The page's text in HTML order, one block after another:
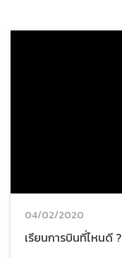
04/02/2020
เรียนการบินที่ไหนดี ?